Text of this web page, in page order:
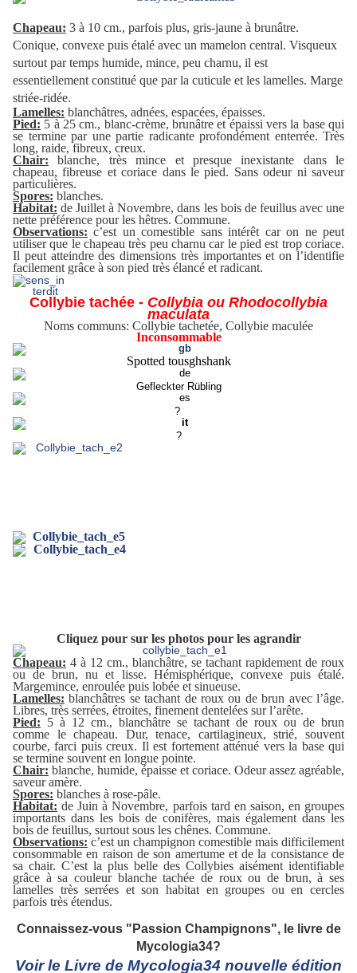
Chapeau: 3 à 10 cm., parfois plus, gris-jaune à brunâtre.
Conique, convexe puis étalé avec un mamelon central. Visqueux
surtout par temps humide, mince, peu charnu, il est
essentiellement constitué que par la cuticule et les lamelles. Marge
striée-ridée.
Lamelles: blanchâtres, adnées, espacées, épaisses.
Pied: 5 à 25 cm., blanc-crème, brunâtre et épaissi vers la base qui
se termine par une partie radicante profondément enterrée. Très
long, raide, fibreux, creux.
Chair: blanche, très mince et presque inexistante dans le
chapeau, fibreuse et coriace dans le pied. Sans odeur ni saveur
particulières.
Spores: blanches.
Habitat: de Juillet à Novembre, dans les bois de feuillus avec une
nette préférence pour les hêtres. Commune.
Observations: c’est un comestible sans intérêt car on ne peut
utiliser que le chapeau très peu charnu car le pied est trop coriace.
Il peut atteindre des dimensions très importantes et on l’identifie
facilement grâce à son pied très élancé et radicant.
Collybie tachée - Collybia ou Rhodocollybia
maculata
Noms communs: Collybie tachetée, Collybie maculée
Inconsommable
Spotted tousghshank
Gefleckter Rübling
?
?
Cliquez pour sur les photos pour les agrandir
Chapeau: 4 à 12 cm., blanchâtre, se tachant rapidement de roux
ou de brun, nu et lisse. Hémisphérique, convexe puis étalé.
Margemince, enroulée puis lobée et sinueuse.
Lamelles: blanchâtres se tachant de roux ou de brun avec l’âge.
Libres, très serrées, étroites, finement dentelées sur l’arête.
Pied: 5 à 12 cm., blanchâtre se tachant de roux ou de brun
comme le chapeau. Dur, tenace, cartilagineux, strié, souvent
courbe, farci puis creux. Il est fortement atténué vers la base qui
se termine souvent en longue pointe.
Chair: blanche, humide, épaisse et coriace. Odeur assez agréable,
saveur amère.
Spores: blanches à rose-pâle.
Habitat: de Juin à Novembre, parfois tard en saison, en groupes
importants dans les bois de conifères, mais également dans les
bois de feuillus, surtout sous les chênes. Commune.
Observations: c’est un champignon comestible mais difficilement
consommable en raison de son amertume et de la consistance de
sa chair. C’est la plus belle des Collybies aisément identifiable
grâce à sa couleur blanche tachée de roux ou de brun, à ses
lamelles très serrées et son habitat en groupes ou en cercles
parfois très étendus.
Connaissez-vous "Passion Champignons", le livre de
Mycologia34?
Voir le Livre de Mycologia34 nouvelle édition